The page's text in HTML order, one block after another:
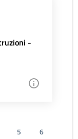
-
5
6